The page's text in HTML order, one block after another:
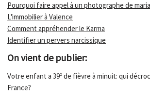
Pourquoi faire appel à un photographe de
L'immobilier à Valence
Comment appréhender le Karma
Identifier un pervers narcissique
On vient de publier:
Votre enfant a 39º de fièvre à minuit: qui
France?